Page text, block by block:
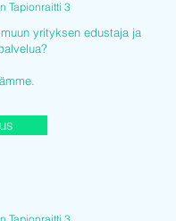
Tapionraitti 3
yrityksen edustaja ja